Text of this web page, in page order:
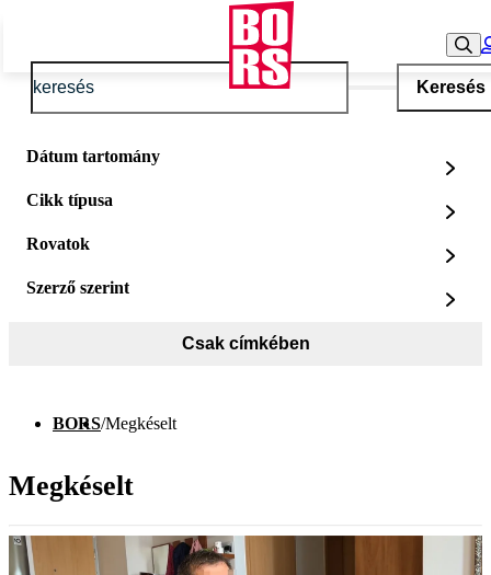
Keresés
Dátum tartomány
Cikk típusa
Rovatok
Szerző szerint
Csak címkében
BORS/Megkéselt
Megkéselt